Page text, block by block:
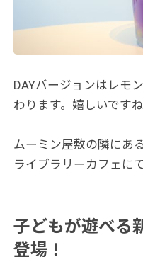
DAYバージョンはレモ
わります。嬉しいですね
ムーミン屋敷の隣にあ
ライブラリーカフェに
子どもが遊べる
登場！